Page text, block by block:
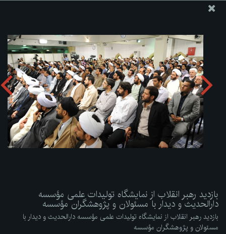
ارسال نامه
وجوهات
بازدید رهبر انقلاب از نمایشگاه تولیدات علمی مؤسسه دارالحدیث
و دیدار با مسئولان و پژوهشگران مؤسسه
دریافت آلبوم:zip
بازدید رهبر انقلاب از نمایشگاه تولیدات علمی مؤسسه
دارالحدیث و دیدار با مسئولان و پژوهشگران مؤسسه
بازدید رهبر انقلاب از نمایشگاه تولیدات علمی مؤسسه دارالحدیث و دیدار با
مسئولان و پژوهشگران مؤسسه